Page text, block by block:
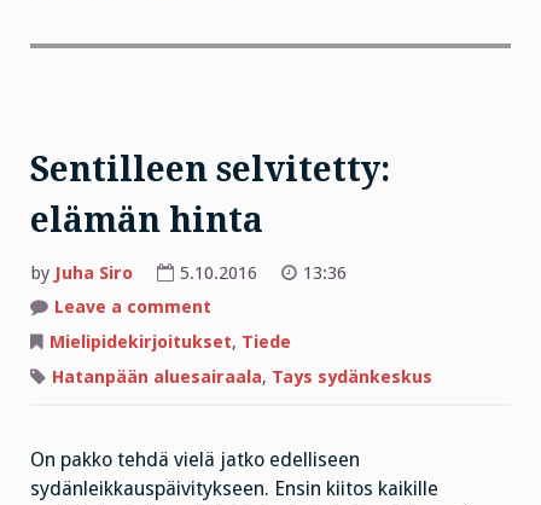
Sentilleen selvitetty:
elämän hinta
by Juha Siro 5.10.2016
13:36
Leave a comment
selvitetty:
elämän
hinta
Mielipidekirjoitukset, Tiede
Hatanpään aluesairaala, Tays sydänkeskus
On pakko tehdä vielä jatko edelliseen
sydänleikkauspäivitykseen. Ensin kiitos kaikille